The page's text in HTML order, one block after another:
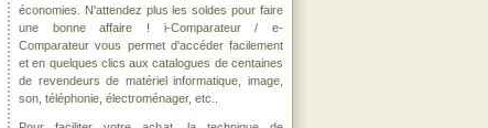
économies. N'attendez plus les soldes pour faire
une bonne affaire ! i-Comparateur / e-
Comparateur vous permet d'accéder facilement
et en quelques clics aux catalogues de centaines
de revendeurs de matériel informatique, image,
son, téléphonie, électroménager, etc..